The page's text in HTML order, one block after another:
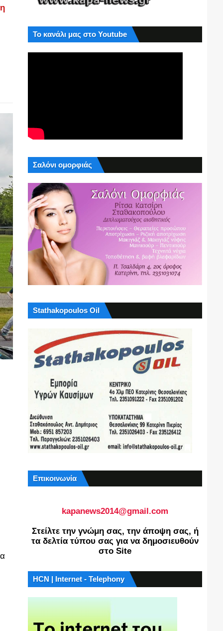
Το κανάλι μας στο Youtube
Σαλόνι ομορφιάς
Stathakopoulos Oil
Επικοινωνία
kapanews2014@gmail.com
Στείλτε την γνώμη σας, την άποψη σας, ή
τα δελτία τύπου σας για να δημοσιευθούν
στο Site
HCN | Internet - Telephony